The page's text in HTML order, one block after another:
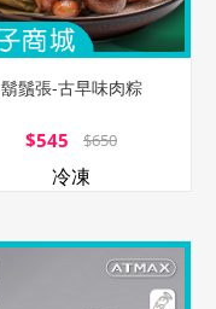
鬍鬚張-古早味肉粽
$545 $650
冷凍